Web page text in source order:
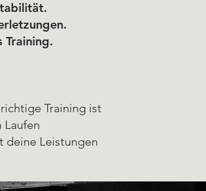
Training.
Training ist
deine Leistungen